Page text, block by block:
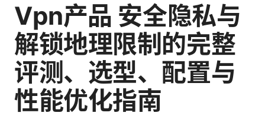
Vpn产品 安全隐私与
解锁地理限制的完整
评测、选型、配置与
性能优化指南